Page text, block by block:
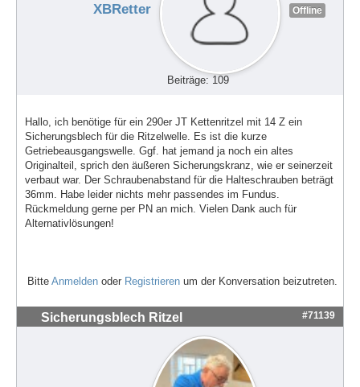
XBRetter Offline
Beiträge: 109
Hallo, ich benötige für ein 290er JT Kettenritzel mit 14 Z ein
Sicherungsblech für die Ritzelwelle. Es ist die kurze
Getriebeausgangswelle. Ggf. hat jemand ja noch ein altes
Originalteil, sprich den äußeren Sicherungskranz, wie er seinerzeit
verbaut war. Der Schraubenabstand für die Halteschrauben beträgt
36mm. Habe leider nichts mehr passendes im Fundus.
Rückmeldung gerne per PN an mich. Vielen Dank auch für
Alternativlösungen!
Bitte Anmelden oder Registrieren um der Konversation beizutreten.
Sicherungsblech Ritzel #71139